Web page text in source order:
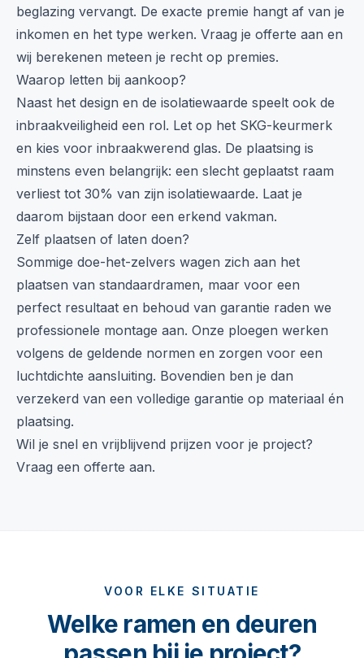
beglazing vervangt. De exacte premie hangt af van je
inkomen en het type werken. Vraag je offerte aan en
wij berekenen meteen je recht op premies.
Waarop letten bij aankoop?
Naast het design en de isolatiewaarde speelt ook de
inbraakveiligheid een rol. Let op het SKG-keurmerk
en kies voor inbraakwerend glas. De plaatsing is
minstens even belangrijk: een slecht geplaatst raam
verliest tot 30% van zijn isolatiewaarde. Laat je
daarom bijstaan door een erkend vakman.
Zelf plaatsen of laten doen?
Sommige doe-het-zelvers wagen zich aan het
plaatsen van standaardramen, maar voor een
perfect resultaat en behoud van garantie raden we
professionele montage aan. Onze ploegen werken
volgens de geldende normen en zorgen voor een
luchtdichte aansluiting. Bovendien ben je dan
verzekerd van een volledige garantie op materiaal én
plaatsing.
Wil je snel en vrijblijvend prijzen voor je project?
Vraag een offerte aan.
VOOR ELKE SITUATIE
Welke ramen en deuren